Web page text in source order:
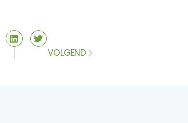
VOLGEND